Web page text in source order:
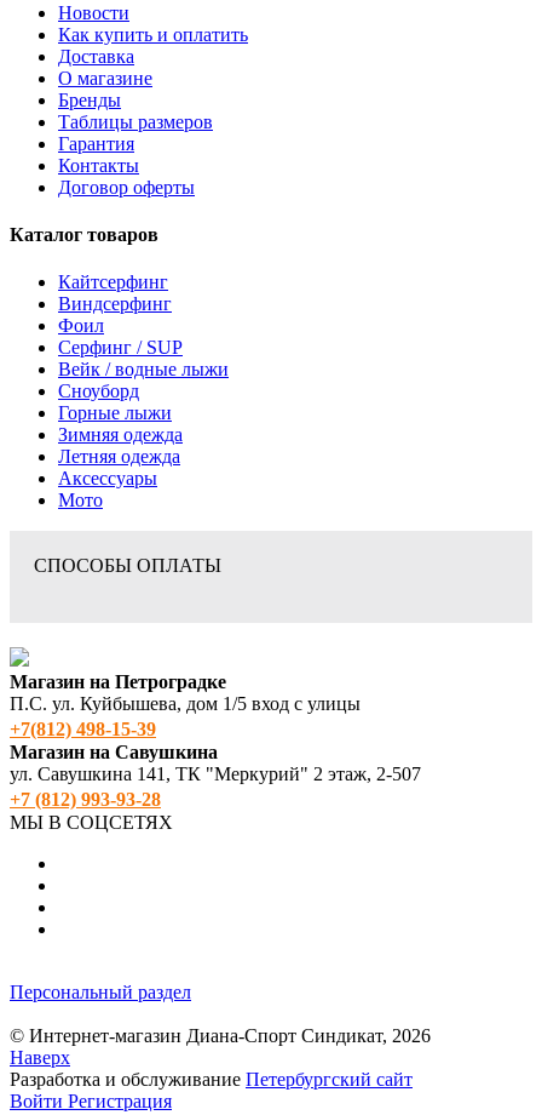
Новости
Как купить и оплатить
Доставка
О магазине
Бренды
Таблицы размеров
Гарантия
Контакты
Договор оферты
Каталог товаров
Кайтсерфинг
Виндсерфинг
Фоил
Серфинг / SUP
Вейк / водные лыжи
Сноуборд
Горные лыжи
Зимняя одежда
Летняя одежда
Аксессуары
Мото
СПОСОБЫ ОПЛАТЫ
Магазин на Петроградке
П.С. ул. Куйбышева, дом 1/5 вход с улицы
+7(812) 498‑15-39
Магазин на Савушкина
ул. Савушкина 141, ТК "Меркурий" 2 этаж, 2-507
+7 (812) 993-93-28
МЫ В СОЦСЕТЯХ
Персональный раздел
© Интернет-магазин Диана-Спорт Синдикат, 2026
Наверх
Разработка и обслуживание Петербургский сайт
Войти Регистрация